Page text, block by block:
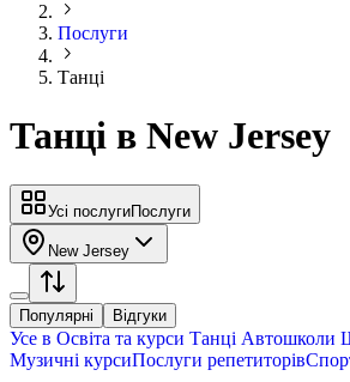
Послуги
Танці
Танці в New Jersey
Усі послугиПослуги
New Jersey
Популярні Відгуки
Усе в Освіта та курси Танці Автошколи
Музичні курсиПослуги репетиторів